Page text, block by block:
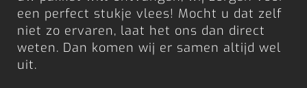
een perfect stukje vlees! Mocht u dat zelf
niet zo ervaren, laat het ons dan direct
weten. Dan komen wij er samen altijd wel
uit.